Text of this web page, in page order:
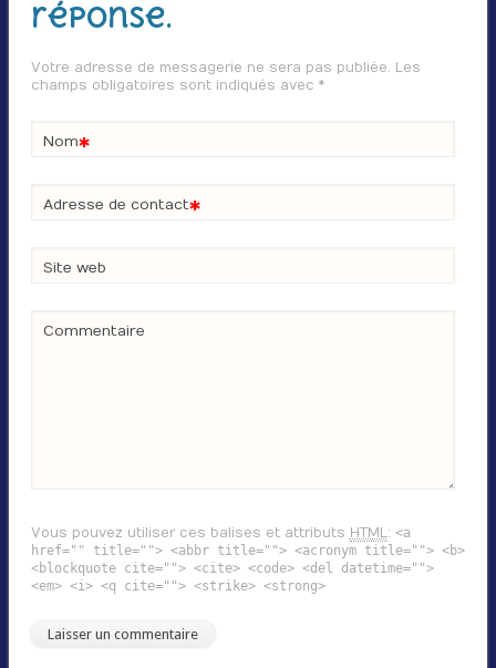
réponse.
Votre adresse de messagerie ne sera pas publiée. Les
champs obligatoires sont indiqués avec *
Nom*
Adresse de contact*
Site web
Commentaire
Vous pouvez utiliser ces balises et attributs HTML: <a
href="" title=""> <abbr title=""> <acronym title=""> <b>
<blockquote cite=""> <cite> <code> <del datetime="">
<em> <i> <q cite=""> <strike> <strong>